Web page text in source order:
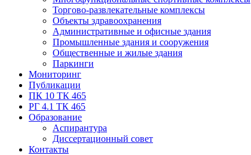
Торгово-развлекательные комплексы
Объекты здравоохранения
Административные и офисные здания
Промышленные здания и сооружения
Общественные и жилые здания
Паркинги
Мониторинг
Публикации
ПК 10 ТК 465
РГ 4.1 ТК 465
Образование
Аспирантура
Диссертационный совет
Контакты